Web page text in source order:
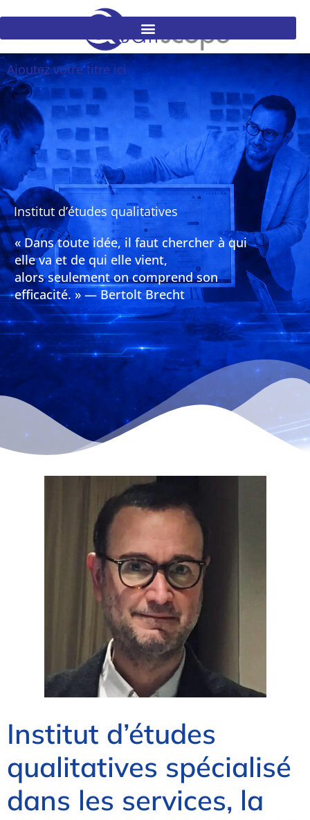
Ajoutez votre titre ici
Institut d’études qualitatives
« Dans toute idée, il faut chercher à qui
elle va et de qui elle vient,
alors seulement on comprend son
efficacité. » — Bertolt Brecht
Institut d’études
qualitatives spécialisé
dans les services, la